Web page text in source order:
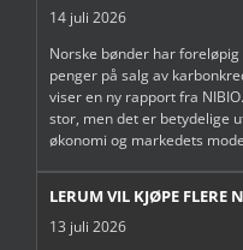
14 juli 2026
Norske bønder har
penger på salg av
viser en ny rapport fra
stor, men det er betydelige
økonomi og markedets
LERUM VIL KJØPE FLERE
13 juli 2026